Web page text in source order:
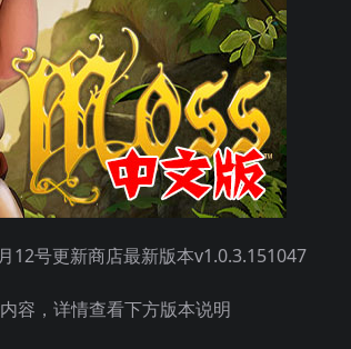
12号更新商店最新版本v1.0.3.151047
容，详情查看下方版本说明